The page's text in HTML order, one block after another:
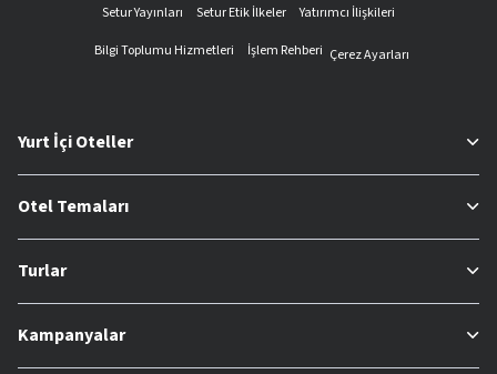
Setur Yayınları
Setur Etik İlkeler
Yatırımcı İlişkileri
Bilgi Toplumu Hizmetleri
İşlem Rehberi Çerez Ayarları
Yurt İçi Oteller
Otel Temaları
Turlar
Kampanyalar